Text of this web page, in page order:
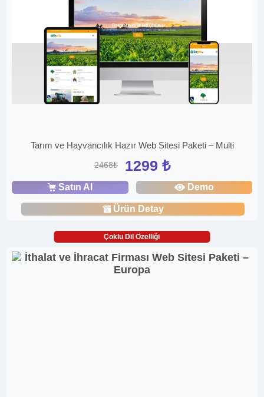
Tarım ve Hayvancılık Hazır Web Sitesi Paketi – Multi
2468₺ 1299 ₺
Satın Al Demo
Ürün Detay
Çoklu Dil Özelliği